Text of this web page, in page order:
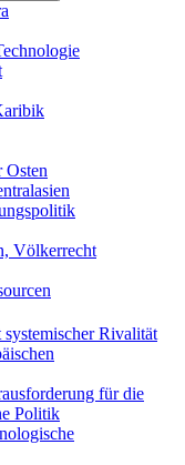
Völkerrecht
Rivalität
für die
Politik